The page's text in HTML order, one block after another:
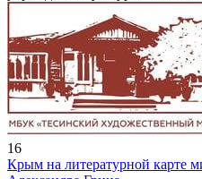
16
Крым на литературной карте